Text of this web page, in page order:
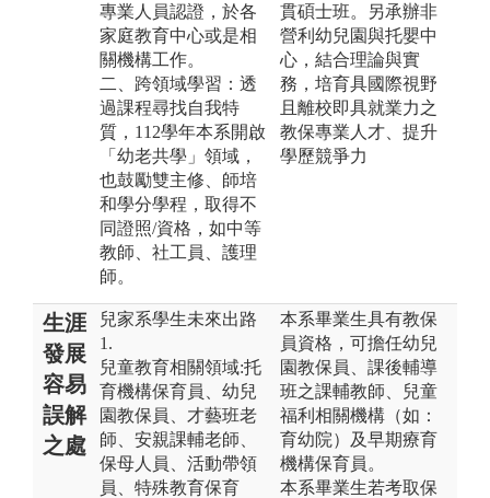
專業人員認證，於各
家庭教育中心或是相
關機構工作。
二、跨領域學習：透
過課程尋找自我特
質，112學年本系開啟
「幼老共學」領域，
也鼓勵雙主修、師培
和學分學程，取得不
同證照/資格，如中等
教師、社工員、護理
師。
貫碩士班。另承辦非
營利幼兒園與托嬰中
心，結合理論與實
務，培育具國際視野
且離校即具就業力之
教保專業人才、提升
學歷競爭力
生涯
發展
容易
誤解
之處
兒家系學生未來出路
1.
兒童教育相關領域:托
育機構保育員、幼兒
園教保員、才藝班老
師、安親課輔老師、
保母人員、活動帶領
員、特殊教育保育
本系畢業生具有教保
員資格，可擔任幼兒
園教保員、課後輔導
班之課輔教師、兒童
福利相關機構（如：
育幼院）及早期療育
機構保育員。
本系畢業生若考取保